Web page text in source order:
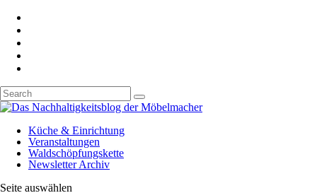
Küche & Einrichtung
Veranstaltungen
Waldschöpfungskette
Newsletter Archiv
Seite auswählen